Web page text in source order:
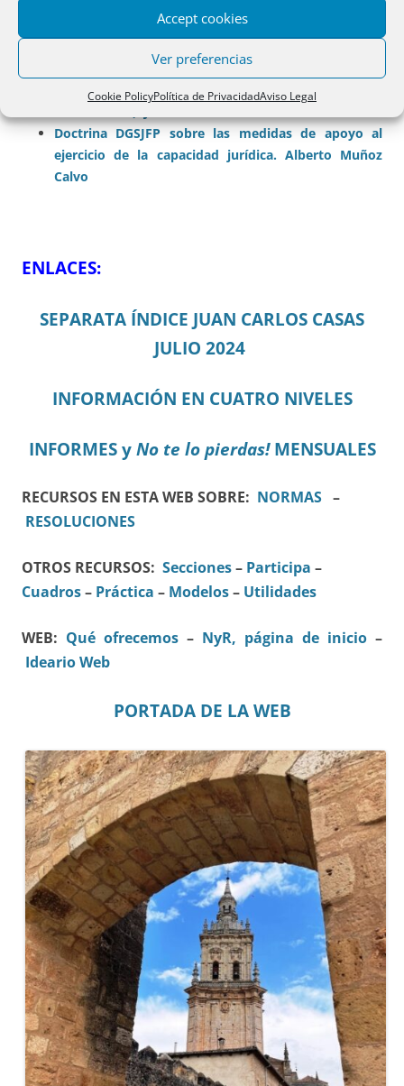
Accept cookies
Ver preferencias
Cookie PolicyPolítica de PrivacidadAviso Legal
Antonio Ripoll Jaén
Separata del índice de resoluciones Julio 2024 (129
Doctrina DGSJFP sobre las medidas de apoyo al
ejercicio de la capacidad jurídica. Alberto Muñoz
Calvo
ENLACES:
SEPARATA ÍNDICE JUAN CARLOS CASAS
JULIO 2024
INFORMACIÓN EN CUATRO NIVELES
INFORMES y No te lo pierdas!MENSUALES
RECURSOS EN ESTA WEB SOBRE: NORMAS –
RESOLUCIONES
OTROS RECURSOS: Secciones– Participa –
Cuadros– Práctica – Modelos– Utilidades
WEB: Qué ofrecemos – NyR, página de inicio –
Ideario Web
PORTADA DE LA WEB